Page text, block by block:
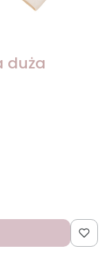
duża